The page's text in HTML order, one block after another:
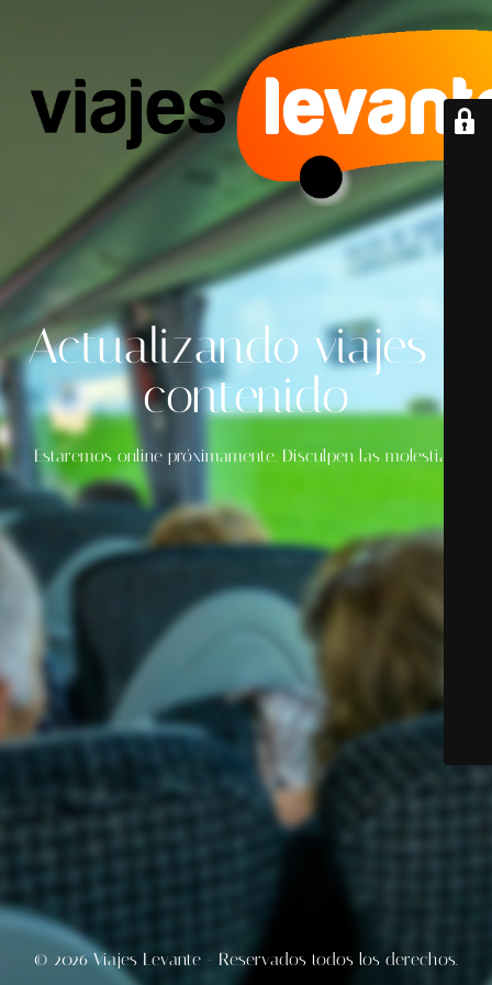
Actualizando viajes y
contenido
Estaremos online próximamente. Disculpen las molestias.
© 2026 Viajes Levante - Reservados todos los derechos.